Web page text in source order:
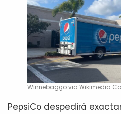
Winnebaggo via Wikimedia
PepsiCo despedirá